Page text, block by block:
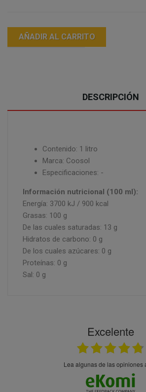
AÑADIR AL CARRITO
DESCRIPCIÓN
Contenido: 1 litro
Marca: Coosol
Especificaciones: -
Información nutricional (100 ml):
Energía: 3700 kJ / 900 kcal
Grasas: 100 g
De las cuales saturadas: 13 g
Hidratos de carbono: 0 g
De los cuales azúcares: 0 g
Proteínas: 0 g
Sal: 0 g
Excelente
Lea algunas de las opiniones